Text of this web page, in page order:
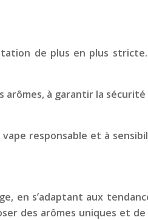
de plus en plus
arômes, à garantir la
responsable et à
en s’adaptant aux
des arômes uniques et